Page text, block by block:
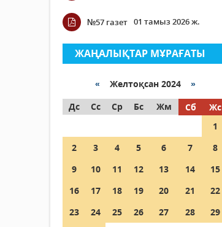
№57 газет 01 тамыз 2026 ж.
ЖАҢАЛЫҚТАР МҰРАҒАТЫ
« Желтоқсан 2024 »
Дс
Сс Ср Бс Жм Сб
Жс
1
2
3 4 5 6 7
8
9
10 11 12 13 14
15
16
17 18 19 20 21
22
23
24 25 26 27 28
29